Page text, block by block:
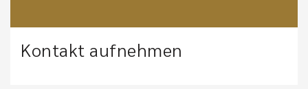
Kontakt aufnehmen